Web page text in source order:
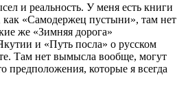
и реальность. У меня есть книги
как «Самодержец пустыни», там нет
же «Зимняя дорога»
и «Путь посла» о русском
Там нет вымысла вообще, могут
предположения, которые я всегда